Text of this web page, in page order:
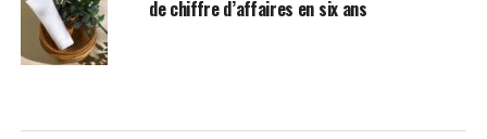
de chiffre d’affaires en six ans